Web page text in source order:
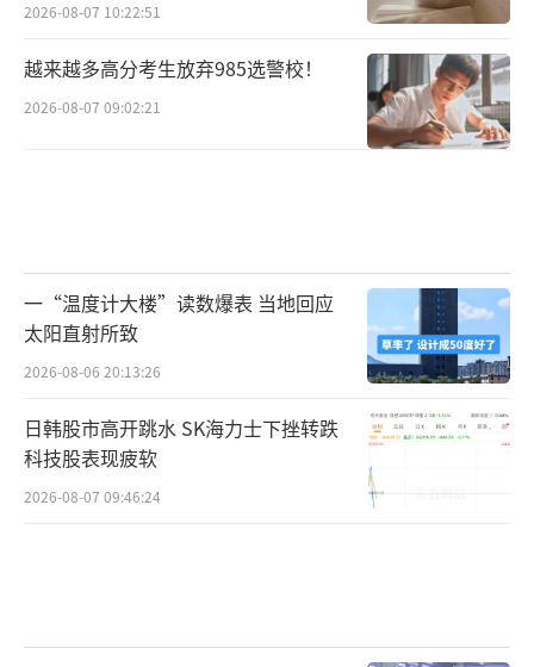
2026-08-07 10:22:51
越来越多高分考生放弃985选警校！
2026-08-07 09:02:21
一“温度计大楼”读数爆表 当地回应
太阳直射所致
2026-08-06 20:13:26
日韩股市高开跳水 SK海力士下挫转跌
科技股表现疲软
2026-08-07 09:46:24